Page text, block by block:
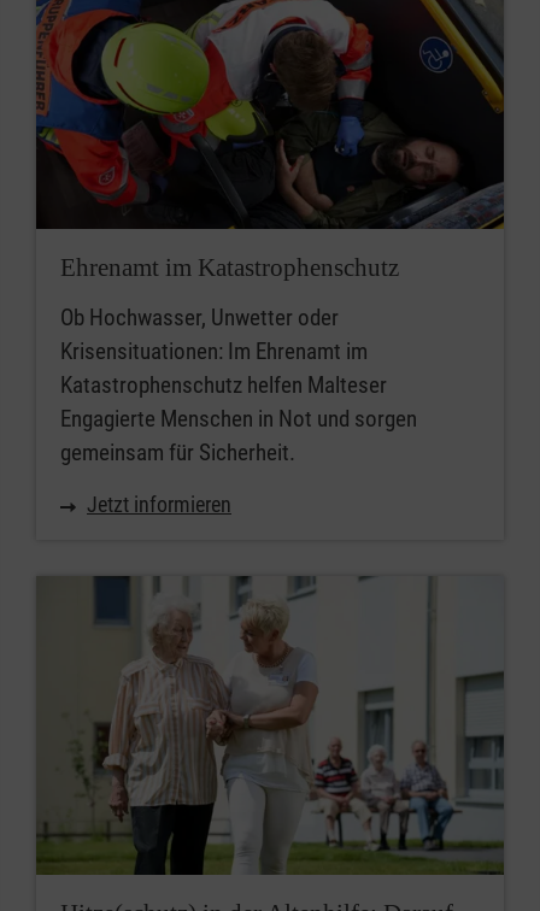
Ehrenamt im Katastrophenschutz
Ob Hochwasser, Unwetter oder
Krisensituationen: Im Ehrenamt im
Katastrophenschutz helfen Malteser
Engagierte Menschen in Not und sorgen
gemeinsam für Sicherheit.
Jetzt informieren